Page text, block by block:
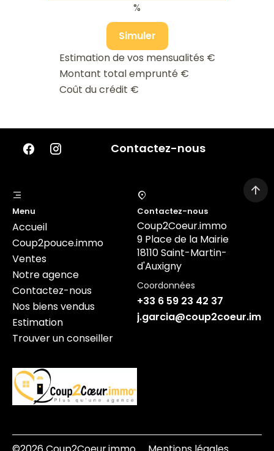
%
Simuler
Estimation de vos mensualités €
Montant total emprunté €
Coût du crédit €
Contactez-nous
Menu
Accueil
Coup2pouce.immo
Ventes
Notre agence
Contactez-nous
Nos biens vendus
Estimation
Trouver un conseiller
Contactez-nous
Coup2Coeur.immo
9 Place de la Mairie
18110 Saint-Martin-
d'Auxigny
Coordonnées
+33 6 59 23 42 37